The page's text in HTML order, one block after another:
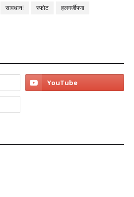
सावधान! स्फोट
हलगर्जीपणा